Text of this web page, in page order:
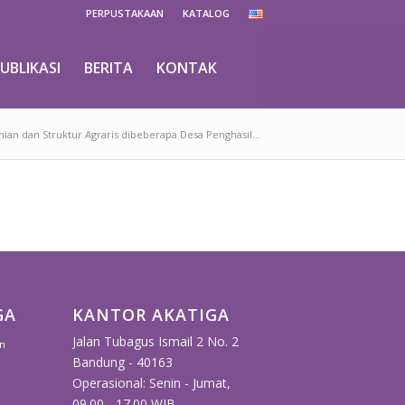
PERPUSTAKAAN KATALOG
BERITA KONTAK
dan Struktur Agraris dibeberapa Desa Penghasil...
KANTOR AKATIGA
Jalan Tubagus Ismail 2 No. 2
Bandung - 40163
Operasional: Senin - Jumat,